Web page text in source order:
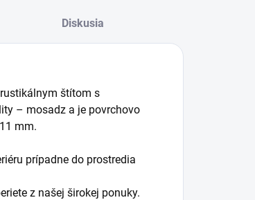
Diskusia
štítom s
– mosadz a je povrchovo
mm.
prípadne do prostredia
z našej širokej ponuky.